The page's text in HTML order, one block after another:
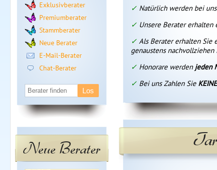
Exklusivberater
Premiumberater
Stammberater
Neue Berater
E-Mail-Berater
Chat-Berater
Neue Berater
✓ Natürlich werden bei
✓ Unsere Berater
✓ Als Berater erhalten Sie
genaustens nachvollziehen
✓ Honorare werden jeden
✓ Bei uns Zahlen Sie